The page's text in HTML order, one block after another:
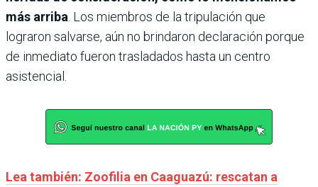
más arriba. Los miembros de la tripulación que
lograron salvarse, aún no brindaron declaración porque
de inmediato fueron trasladados hasta un centro
asistencial.
Lea también: Zoofilia en Caaguazú: rescatan a